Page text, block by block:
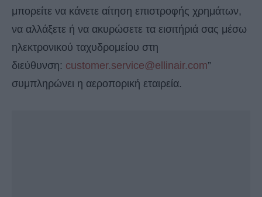
μπορείτε να κάνετε αίτηση επιστροφής χρημάτων,
να αλλάξετε ή να ακυρώσετε τα εισιτήριά σας μέσω
ηλεκτρονικού ταχυδρομείου στη
διεύθυνση: customer.service@ellinair.com”
συμπληρώνει η αεροπορική εταιρεία.